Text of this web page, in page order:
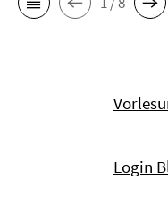
Login